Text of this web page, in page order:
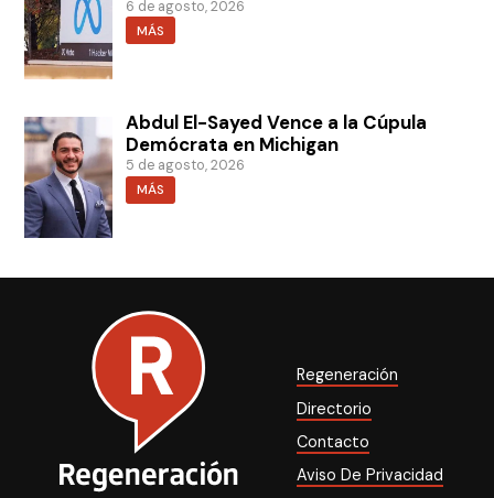
6 de agosto, 2026
MÁS
Abdul El-Sayed Vence a la Cúpula
Demócrata en Michigan
5 de agosto, 2026
MÁS
Regeneración
Directorio
Contacto
Aviso De Privacidad